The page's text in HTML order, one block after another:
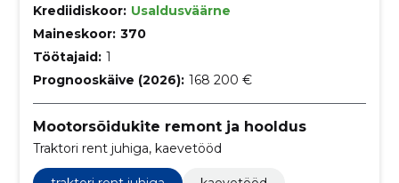
Krediidiskoor: Usaldusväärne
Maineskoor: 370
Töötajaid: 1
Prognooskäive (2026): 168 200 €
Mootorsõidukite remont ja hooldus
Traktori rent juhiga, kaevetööd